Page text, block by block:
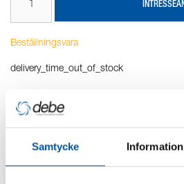
Samtycke Information
Beställningsvara
delivery_time_out_of_stock
Produktbeskrivning